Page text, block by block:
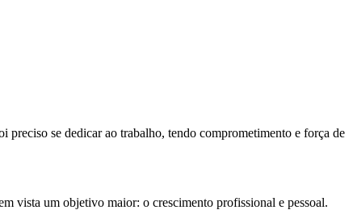
se dedicar ao trabalho, tendo comprometimento e força de
vista um objetivo maior: o crescimento profissional e pessoal.